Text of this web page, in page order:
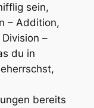
sein,
– Addition,
–
du in
bereits